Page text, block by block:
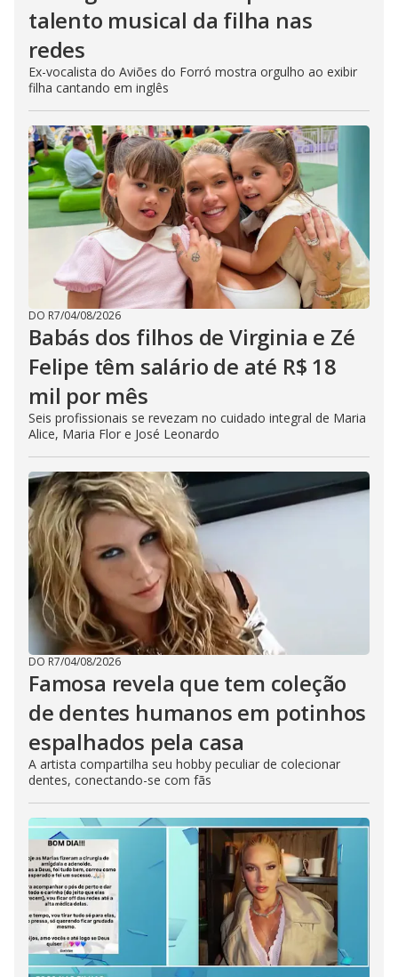
talento musical da filha nas
redes
Ex-vocalista do Aviões do Forró mostra orgulho ao exibir
filha cantando em inglês
DO R7/04/08/2026
Babás dos filhos de Virginia e Zé
Felipe têm salário de até R$ 18
mil por mês
Seis profissionais se revezam no cuidado integral de Maria
Alice, Maria Flor e José Leonardo
DO R7/04/08/2026
Famosa revela que tem coleção
de dentes humanos em potinhos
espalhados pela casa
A artista compartilha seu hobby peculiar de colecionar
dentes, conectando-se com fãs